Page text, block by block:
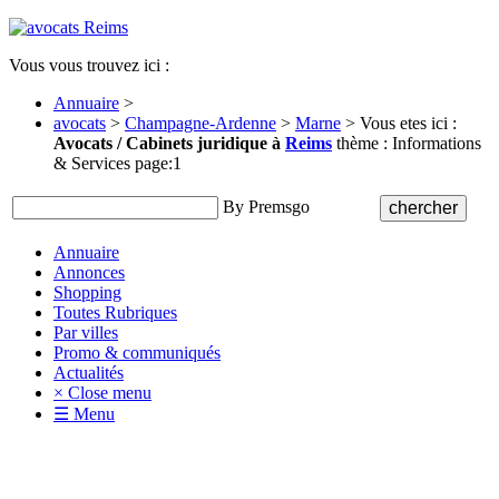
Vous vous trouvez ici :
Annuaire >
avocats > Champagne-Ardenne > Marne > Vous etes ici :
Avocats / Cabinets juridique à Reims thème : Informations
& Services page:1
By Premsgo
Annuaire
Annonces
Shopping
Toutes Rubriques
Par villes
Promo & communiqués
Actualités
× Close menu
☰ Menu